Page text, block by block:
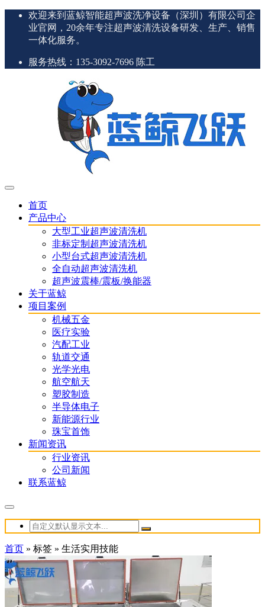
欢迎来到蓝鲸智能超声波洗净设备（深圳）有限公司企
业官网，20余年专注超声波清洗设备研发、生产、销售
一体化服务。
服务热线：135-3092-7696 陈工
首页
产品中心
大型工业超声波清洗机
非标定制超声波清洗机
小型台式超声波清洗机
全自动超声波清洗机
超声波震棒/震板/换能器
关于蓝鲸
项目案例
机械五金
医疗实验
汽配工业
轨道交通
光学光电
航空航天
塑胶制造
半导体电子
新能源行业
珠宝首饰
新闻资讯
行业资讯
公司新闻
联系蓝鲸
首页 » 标签 » 生活实用技能